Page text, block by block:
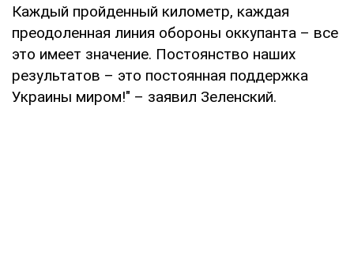
Каждый пройденный километр, каждая
преодоленная линия обороны оккупанта – все
это имеет значение. Постоянство наших
результатов – это постоянная поддержка
Украины миром!" – заявил Зеленский.